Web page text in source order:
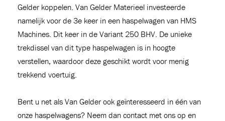
Gelder koppelen. Van Gelder Materieel investeerde
namelijk voor de 3e keer in een haspelwagen van HMS
Machines. Dit keer in de Variant 250 BHV. De unieke
trekdissel van dit type haspelwagen is in hoogte
verstellen, waardoor deze geschikt wordt voor menig
trekkend voertuig.
Bent u net als Van Gelder ook geïnteresseerd in één van
onze haspelwagens? Neem dan contact met ons op en